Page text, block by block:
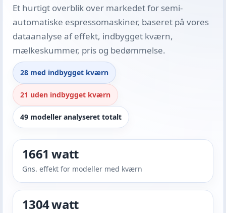
Et hurtigt overblik over markedet for semi-
automatiske espressomaskiner, baseret på vores
dataanalyse af effekt, indbygget kværn,
mælkeskummer, pris og bedømmelse.
28 med indbygget kværn
21 uden indbygget kværn
49 modeller analyseret totalt
1661 watt
Gns. effekt for modeller med kværn
1304 watt